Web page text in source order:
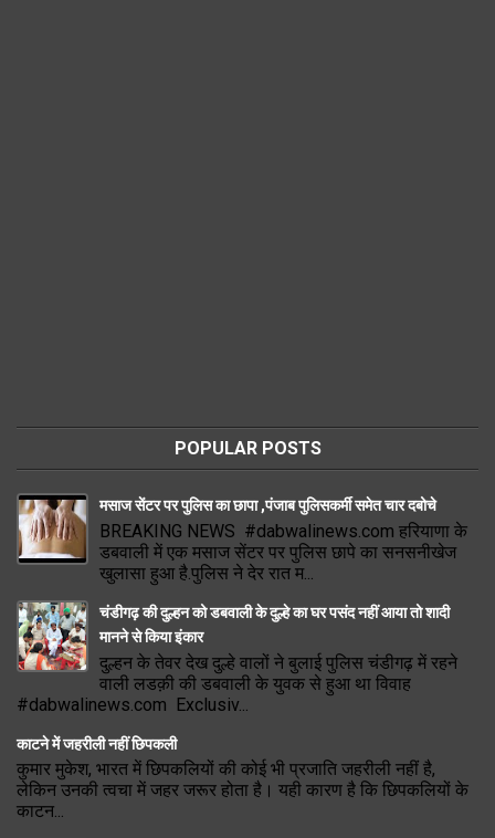
POPULAR POSTS
मसाज सेंटर पर पुलिस का छापा ,पंजाब पुलिसकर्मी समेत चार दबोचे
BREAKING NEWS #dabwalinews.com हरियाणा के
डबवाली में एक मसाज सेंटर पर पुलिस छापे का सनसनीखेज
खुलासा हुआ है.पुलिस ने देर रात म...
चंडीगढ़ की दुल्हन को डबवाली के दुल्हे का घर पसंद नहीं आया तो शादी
मानने से किया इंकार
दुल्हन के तेवर देख दुल्हे वालों ने बुलाई पुलिस चंडीगढ़ में रहने
वाली लडक़ी की डबवाली के युवक से हुआ था विवाह
#dabwalinews.com Exclusiv...
काटने में जहरीली नहीं छिपकली
कुमार मुकेश, भारत में छिपकलियों की कोई भी प्रजाति जहरीली नहीं है,
लेकिन उनकी त्वचा में जहर जरूर होता है। यही कारण है कि छिपकलियों के
काटन...